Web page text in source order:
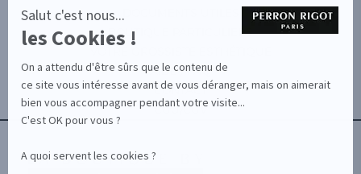
En
savoir
plus
sur
Axeptio
Salut c'est nous...
les Cookies !
On a attendu d'être sûrs que le contenu de
ce site vous intéresse avant de vous déranger, mais on aimerait
bien vous accompagner pendant votre visite...
C'est OK pour vous ?
A quoi servent les cookies ?
BOUTIQUE PARTICULIERS
AIDE / FAQ
CONTACT
CGU/CGV